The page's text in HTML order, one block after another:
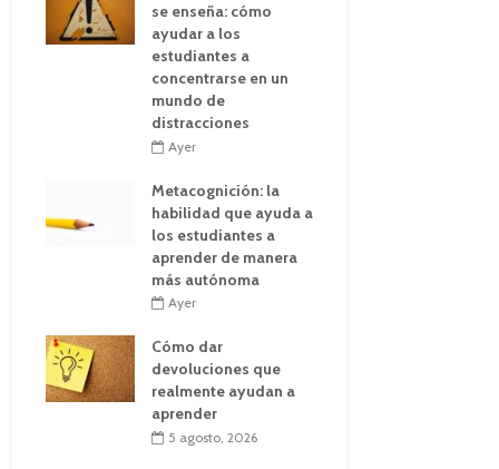
se enseña: cómo
ayudar a los
estudiantes a
concentrarse en un
mundo de
distracciones
Ayer
Metacognición: la
habilidad que ayuda a
los estudiantes a
aprender de manera
más autónoma
Ayer
Cómo dar
devoluciones que
realmente ayudan a
aprender
5 agosto, 2026